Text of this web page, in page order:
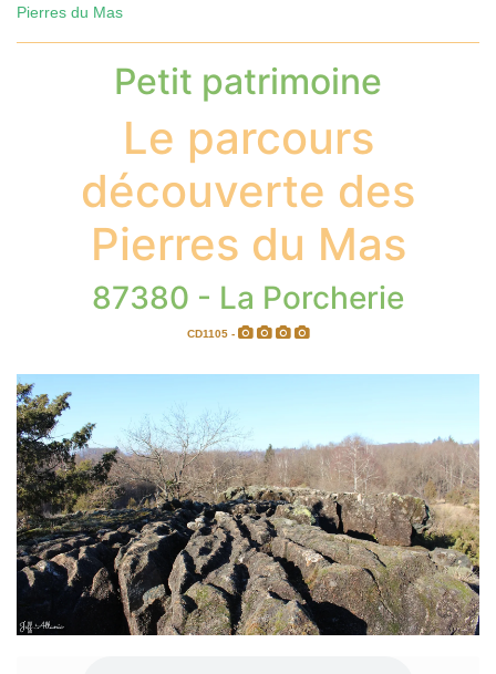
Pierres du Mas
Petit patrimoine
Le parcours
découverte des
Pierres du Mas
87380 - La Porcherie
CD1105 -